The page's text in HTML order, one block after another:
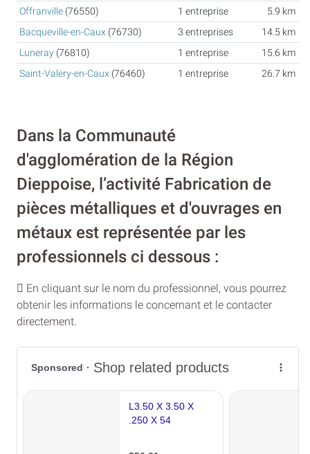
Offranville (76550) 1 entreprise
5.9 km
Bacqueville-en-Caux (76730) 3 entreprises
14.5 km
Luneray (76810) 1 entreprise
15.6 km
Saint-Valery-en-Caux (76460) 1 entreprise 26.7 km
Dans la Communauté
d'agglomération de la Région
Dieppoise, l’activité Fabrication de
pièces métalliques et d'ouvrages en
métaux est représentée par les
professionnels ci dessous :
En cliquant sur le nom du professionnel, vous pourrez
obtenir les informations le concernant et le contacter
directement.